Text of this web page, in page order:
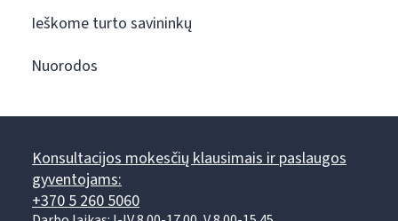
Ieškome turto savininkų
Nuorodos
Konsultacijos mokesčių klausimais ir paslaugos
gyventojams:
+370 5 260 5060